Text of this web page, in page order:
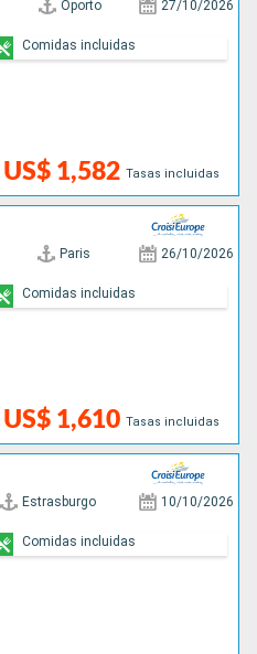
Oporto 27/10/2026
US$ 1,582 Tasas incluidas
Comidas incluidas
Paris 26/10/2026
US$ 1,610 Tasas incluidas
Comidas incluidas
Estrasburgo 10/10/2026
Comidas incluidas